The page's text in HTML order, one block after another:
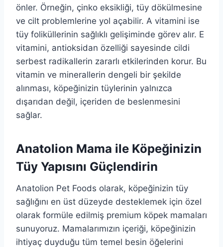
önler. Örneğin, çinko eksikliği, tüy dökülmesine
ve cilt problemlerine yol açabilir. A vitamini ise
tüy foliküllerinin sağlıklı gelişiminde görev alır. E
vitamini, antioksidan özelliği sayesinde cildi
serbest radikallerin zararlı etkilerinden korur. Bu
vitamin ve minerallerin dengeli bir şekilde
alınması, köpeğinizin tüylerinin yalnızca
dışarıdan değil, içeriden de beslenmesini
sağlar.
Anatolion Mama ile Köpeğinizin
Tüy Yapısını Güçlendirin
Anatolion Pet Foods olarak, köpeğinizin tüy
sağlığını en üst düzeyde desteklemek için özel
olarak formüle edilmiş premium köpek mamaları
sunuyoruz. Mamalarımızın içeriği, köpeğinizin
ihtiyaç duyduğu tüm temel besin öğelerini